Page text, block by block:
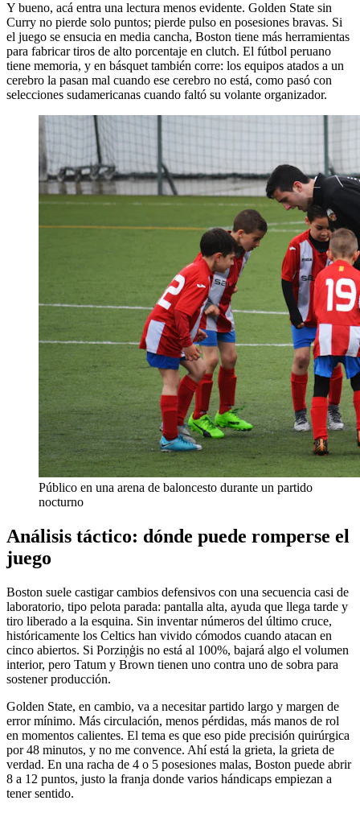
Y bueno, acá entra una lectura menos evidente. Golden State sin
Curry no pierde solo puntos; pierde pulso en posesiones bravas. Si
el juego se ensucia en media cancha, Boston tiene más herramientas
para fabricar tiros de alto porcentaje en clutch. El fútbol peruano
tiene memoria, y en básquet también corre: los equipos atados a un
cerebro la pasan mal cuando ese cerebro no está, como pasó con
selecciones sudamericanas cuando faltó su volante organizador.
Público en una arena de baloncesto durante un partido
nocturno
Análisis táctico: dónde puede romperse el
juego
Boston suele castigar cambios defensivos con una secuencia casi de
laboratorio, tipo pelota parada: pantalla alta, ayuda que llega tarde y
tiro liberado a la esquina. Sin inventar números del último cruce,
históricamente los Celtics han vivido cómodos cuando atacan en
cinco abiertos. Si Porziņģis no está al 100%, bajará algo el volumen
interior, pero Tatum y Brown tienen uno contra uno de sobra para
sostener producción.
Golden State, en cambio, va a necesitar partido largo y margen de
error mínimo. Más circulación, menos pérdidas, más manos de rol
en momentos calientes. El tema es que eso pide precisión quirúrgica
por 48 minutos, y no me convence. Ahí está la grieta, la grieta de
verdad. En una racha de 4 o 5 posesiones malas, Boston puede abrir
8 a 12 puntos, justo la franja donde varios hándicaps empiezan a
tener sentido.